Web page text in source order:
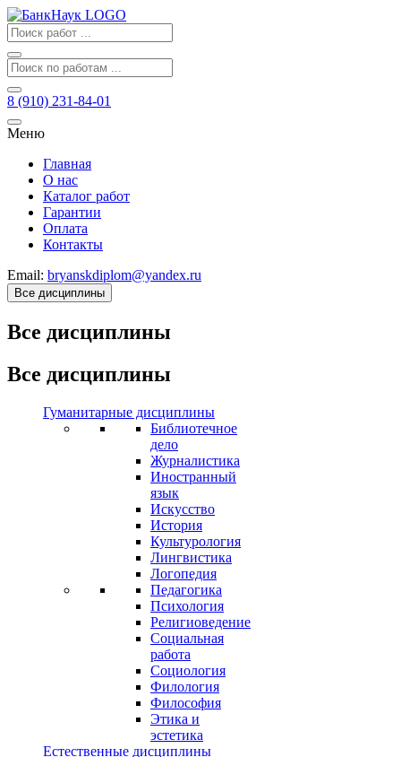
8 (910) 231-84-01
Меню
Главная
О нас
Каталог работ
Гарантии
Оплата
Контакты
Email: bryanskdiplom@yandex.ru
Все дисциплины
Все дисциплины
Все дисциплины
Гуманитарные дисциплины
Библиотечное
дело
Журналистика
Иностранный
язык
Искусство
История
Культурология
Лингвистика
Логопедия
Педагогика
Психология
Религиоведение
Социальная
работа
Социология
Филология
Философия
Этика и
эстетика
Естественные дисциплины